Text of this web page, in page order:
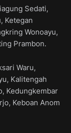
Sedati,
Ketegan
Wonoayu,
Prambon.
Waru,
Kalitengah
Kedungkembar
Keboan Anom